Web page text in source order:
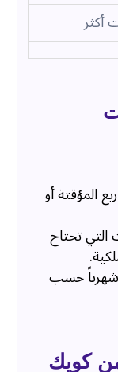
المؤقتة أو
التي تحتاج
شهرياً حسب
كويك